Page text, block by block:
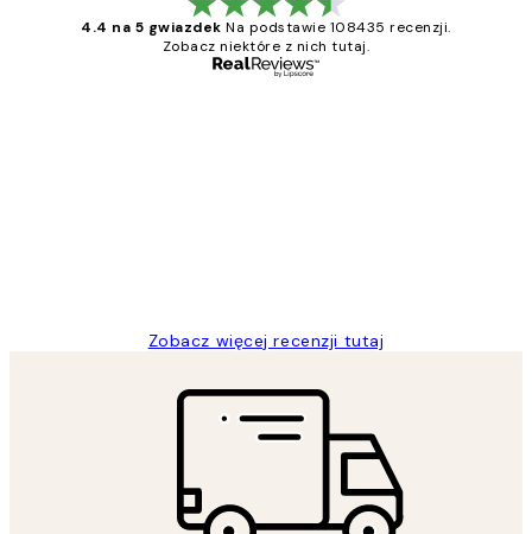
4.4 na 5 gwiazdek Na podstawie 108435 recenzji.
Zobacz niektóre z nich tutaj.
Zobacz więcej recenzji tutaj